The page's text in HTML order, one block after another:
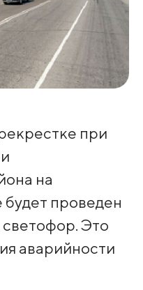
при
на
проведен
Это
аварийности